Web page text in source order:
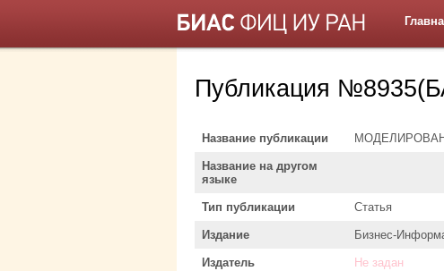
Публикация
Название публикации
Название на другом
языке
Тип публикации Статья
Издание Бизнес-
Издатель Не задан